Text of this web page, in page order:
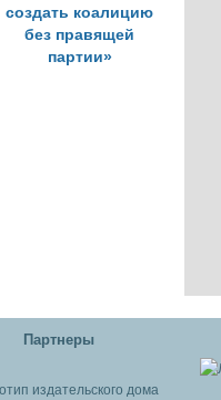
создать коалицию
без правящей
партии»
Партнеры